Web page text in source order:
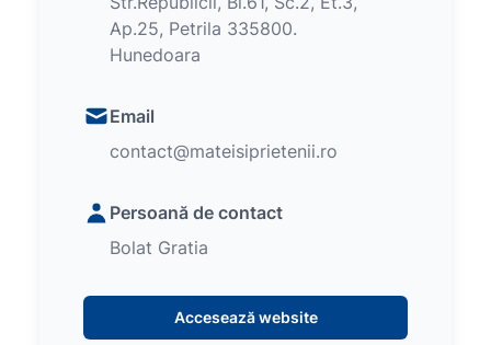
Ap.25, Petrila 335800.
Hunedoara
Email
contact@mateisiprietenii.ro
Persoană de contact
Bolat Gratia
Accesează website